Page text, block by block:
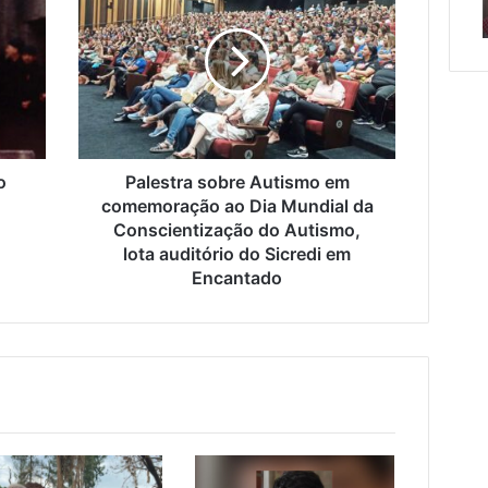
Autismo
em
comemoração
ao
Dia
Mundial
da
Conscientização
Autismo,
Encantado
Palestra sobre Autismo em
comemoração ao Dia Mundial da
Conscientização do Autismo,
lota auditório do Sicredi em
Encantado
racista
em
Encantado
de semana em Encantado